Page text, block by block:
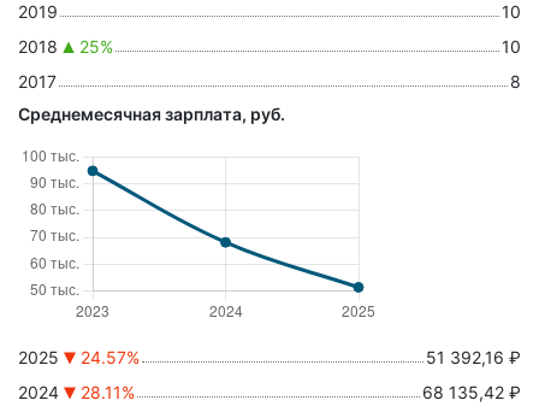
2019
10
2018
25%
10
2017
8
Среднемесячная зарплата, руб.
2025 24.57%
51 392,16 ₽
2024
28.11% 68 135,42 ₽